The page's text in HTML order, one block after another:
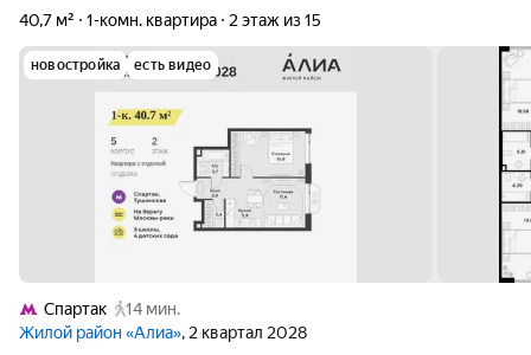
40,7 м²
1-комн. квартира 2 этаж из 15
новостройка есть видео
Спартак
14 мин.
Жилой район «Алиа», 2 квартал 2028